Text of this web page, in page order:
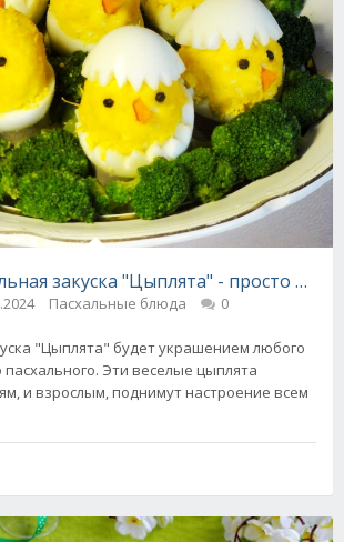
закуска "Цыплята" - просто и
Пасхальные блюда 0
"Цыплята" будет украшением любого
пасхального. Эти веселые цыплята
и взрослым, поднимут настроение всем